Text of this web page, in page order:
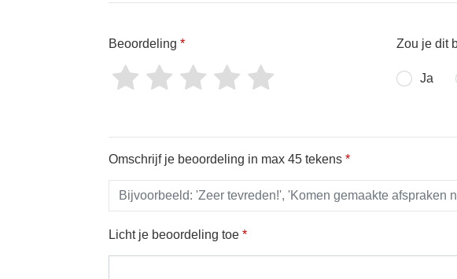
Beoordeling * Zou je dit
Ja
Omschrijf je beoordeling in max 45 tekens *
Licht je beoordeling toe *